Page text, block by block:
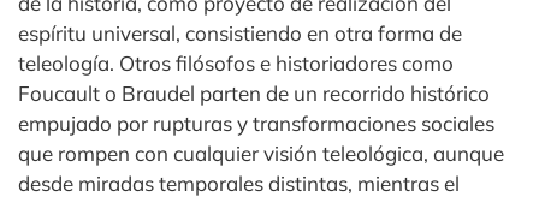
espíritu universal, consistiendo en otra forma de
teleología. Otros filósofos e historiadores como
Foucault o Braudel parten de un recorrido histórico
empujado por rupturas y transformaciones sociales
que rompen con cualquier visión teleológica, aunque
desde miradas temporales distintas, mientras el